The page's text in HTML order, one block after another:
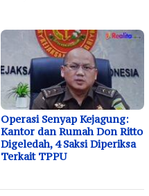
Operasi Senyap Kejagung:
Kantor dan Rumah Don Ritto
Digeledah, 4 Saksi Diperiksa
Terkait TPPU